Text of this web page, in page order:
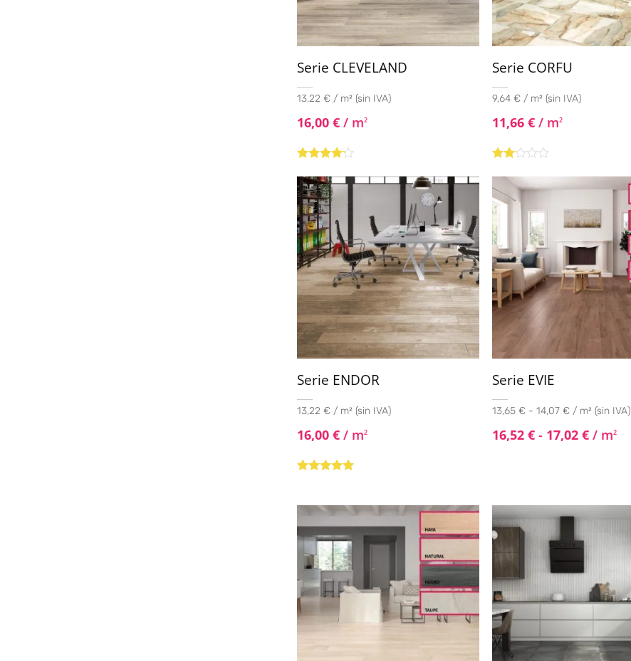
Serie CLEVELAND
13,22 € / m² (sin IVA)
16,00 € / m2
con4.00
de 5
Serie CORFU
9,64 € / m² (sin IVA)
11,66€ / m2
con
2.00
de 5
Serie ENDOR
13,22 € / m² (sin IVA)
16,00 € / m2
Serie EVIE
13,65 € - 14,07 € / m² (sin IVA)
16,52€ - 17,02€ / m2